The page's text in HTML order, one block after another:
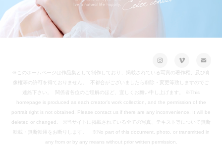
※このホームページは作品集として制作しており、掲載されている写真の著作権、及び肖
像権等の許可を得ておりません。 不都合がございましたら削除・変更等致しますのでご
連絡下さい。 関係者各位のご理解のほど、宜しくお願い申し上げます。 ※This
homepage is produced as each creator’s work collection, and the permission of the
portrait right is not obtained. Please contact us if there are any inconvenience. It will be
deleted or changed. ※当サイトに掲載されている全ての写真、テキスト等について無断
転載・無断転用をお断りします。 ※No part of this document, photo, or transmitted in
any from or by any means without prior written permission.